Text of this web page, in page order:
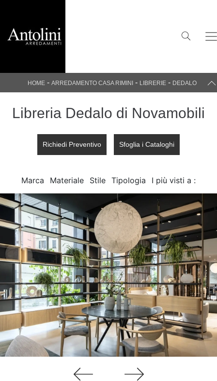
HOME - ARREDAMENTO CASA RIMINI - LIBRERIE - DEDALO
Libreria Dedalo di Novamobili
Richiedi Preventivo Sfoglia i Cataloghi
Marca Materiale Stile Tipologia I più visti a :